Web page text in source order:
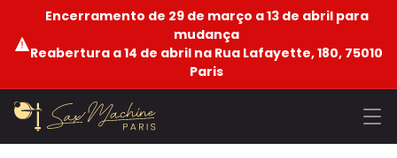
Encerramento de 29 de março a 13 de abril para
mudança
Reabertura a 14 de abril na Rua Lafayette, 180, 75010
Paris